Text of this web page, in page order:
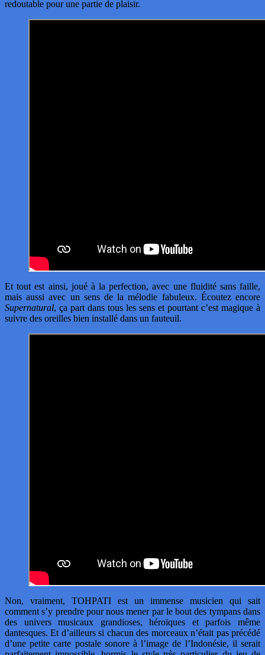
redoutable pour une partie de plaisir.
Et tout est ainsi, joué à la perfection, avec une fluidité sans faille,
mais aussi avec un sens de la mélodie fabuleux. Écoutez encore
Supernatural, ça part dans tous les sens et pourtant c’est magique à
suivre des oreilles bien installé dans un fauteuil.
Non, vraiment, TOHPATI est un immense musicien qui sait
comment s’y prendre pour nous mener par le bout des tympans dans
des univers musicaux grandioses, héroïques et parfois même
dantesques. Et d’ailleurs si chacun des morceaux n’était pas précédé
d’une petite carte postale sonore à l’image de l’Indonésie, il serait